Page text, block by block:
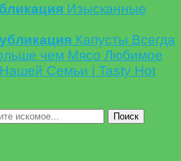
Изысканные
Капусты Всегда
чем Мясо Любимое
Семьи | Tasty Hot
Поиск